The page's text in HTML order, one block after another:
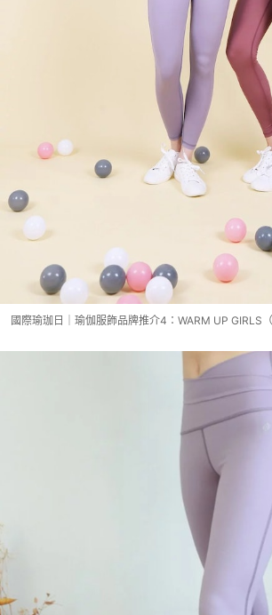
國際瑜珈日｜瑜伽服飾品牌推介4：WARM UP GIRLS（